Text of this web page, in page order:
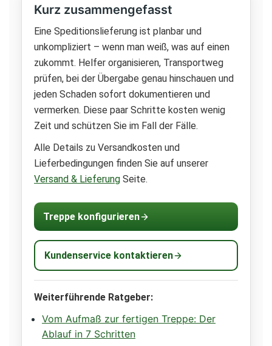
Kurz zusammengefasst
Eine Speditionslieferung ist planbar und
unkompliziert – wenn man weiß, was auf einen
zukommt. Helfer organisieren, Transportweg
prüfen, bei der Übergabe genau hinschauen und
jeden Schaden sofort dokumentieren und
vermerken. Diese paar Schritte kosten wenig
Zeit und schützen Sie im Fall der Fälle.
Alle Details zu Versandkosten und
Lieferbedingungen finden Sie auf unserer
Versand & Lieferung Seite.
Treppe konfigurieren
Kundenservice kontaktieren
Weiterführende Ratgeber:
Vom Aufmaß zur fertigen Treppe: Der
Ablauf in 7 Schritten